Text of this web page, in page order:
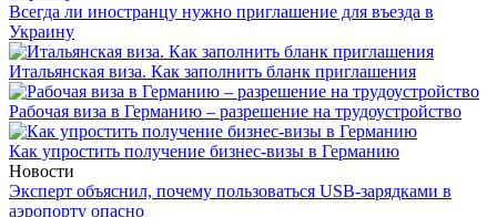
Всегда ли иностранцу нужно приглашение для въезда в
Украину
Итальянская виза. Как заполнить бланк приглашения
Рабочая виза в Германию – разрешение на трудоустройство
Как упростить получение бизнес-визы в Германию
Новости
Эксперт объяснил, почему пользоваться USB-зарядками в
аэропорту опасно